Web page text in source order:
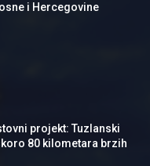
i Hercegovine
projekt: Tuzlanski
80 kilometara brzih